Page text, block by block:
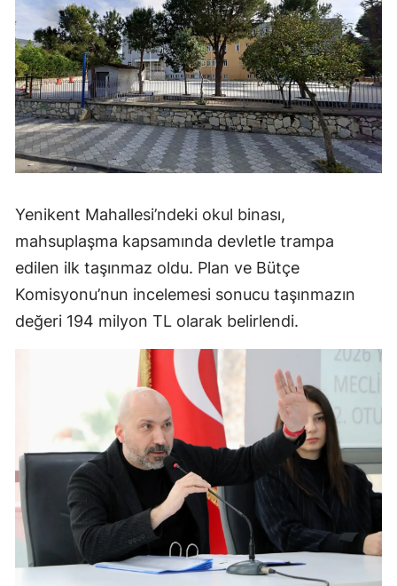
Yenikent Mahallesi’ndeki okul binası,
mahsuplaşma kapsamında devletle trampa
edilen ilk taşınmaz oldu. Plan ve Bütçe
Komisyonu’nun incelemesi sonucu taşınmazın
değeri 194 milyon TL olarak belirlendi.